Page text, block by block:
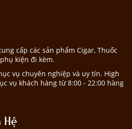
cấp các sản phẩm Cigar, Thuốc
kiện đi kèm.
vụ chuyên nghiệp và uy tín. High
vụ khách hàng từ 8:00 - 22:00 hàng